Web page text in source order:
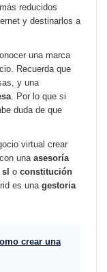
reducidos
y destinarlos a
una marca
Recuerda que
y una
. Por lo que si
duda de que
virtual crear
una asesoría
o constitución
es unagestoria
crear una